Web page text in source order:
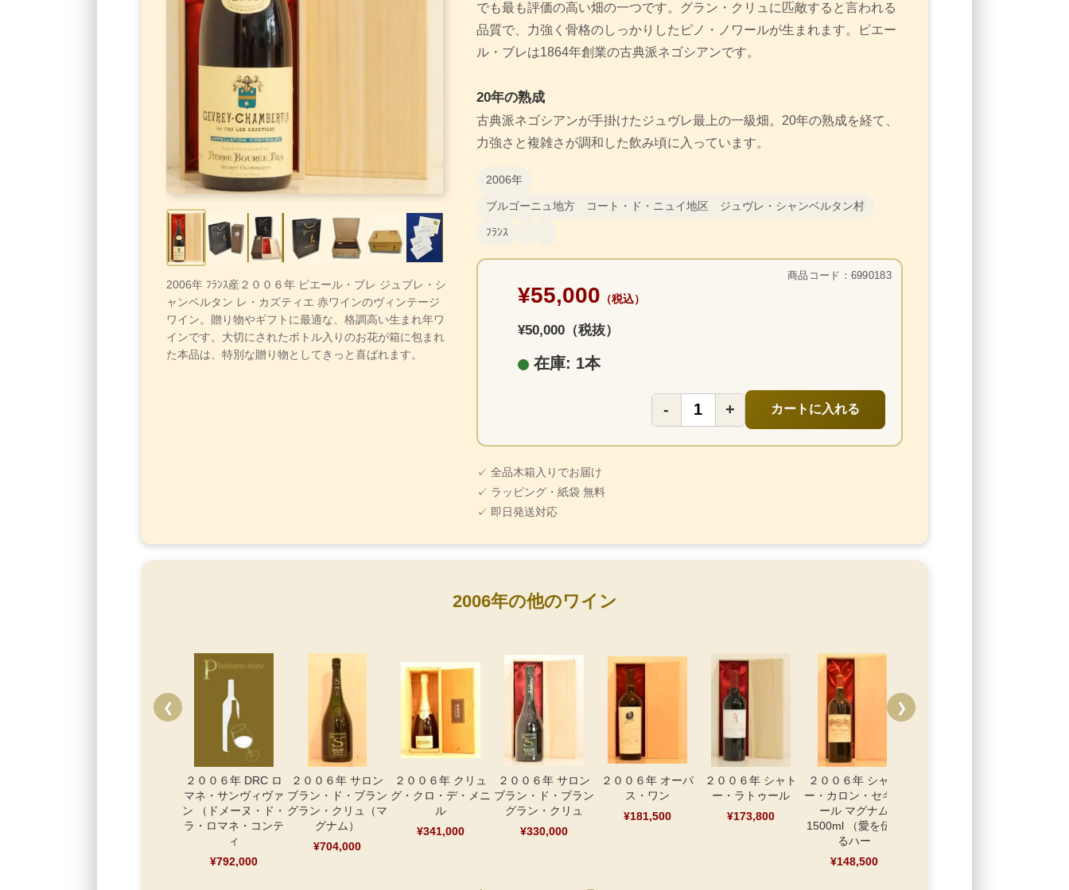
2006年 ﾌﾗﾝｽ産２００６年 ピエール・ブレ ジュブレ・シ
ャンベルタン レ・カズティエ 赤ワインのヴィンテージ
ワイン。贈り物やギフトに最適な、格調高い生まれ年ワ
インです。大切にされたボトル入りのお花が箱に包まれ
た本品は、特別な贈り物としてきっと喜ばれます。
でも最も評価の高い畑の一つです。グラン・クリュに匹敵すると言われる
品質で、力強く骨格のしっかりしたピノ・ノワールが生まれます。ピエー
ル・ブレは1864年創業の古典派ネゴシアンです。
20年の熟成
古典派ネゴシアンが手掛けたジュヴレ最上の一級畑。20年の熟成を経て、
力強さと複雑さが調和した飲み頃に入っています。
2006年
ブルゴーニュ地方 コート・ド・ニュイ地区 ジュヴレ・シャンベルタン村
ﾌﾗﾝｽ
商品コード：6990183
¥55,000 （税込）
¥50,000（税抜）
在庫: 1本
- + カートに入れる
✓ 全品木箱入りでお届け
✓ ラッピング・紙袋 無料
✓ 即日発送対応
2006年の他のワイン
❮
２００６年 DRC ロ
マネ・サンヴィヴァ
ン （ドメーヌ・ド・
ラ・ロマネ・コンテ
ィ
¥792,000
２００６年 サロン
ブラン・ド・ブラン
グラン・クリュ（マ
グナム）
¥704,000
２００６年 クリュ
グ・クロ・デ・メニ
ル
¥341,000
２００６年 サロン
ブラン・ド・ブラン
グラン・クリュ
¥330,000
２００６年 オーパ
ス・ワン
¥181,500
２００６年 シャト
ー・ラトゥール
¥173,800
２００６年 シャト
ー・カロン・セギュ
ール マグナム
1500ml （愛を伝え
るハー
¥148,500
❯